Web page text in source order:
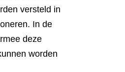
versteld in
In de
deze
worden